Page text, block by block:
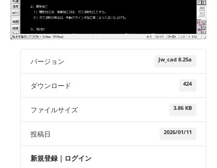
バージョン Jw_cad 8.25a
ダウンロード 424
ファイルサイズ 3.86 KB
投稿日 2026/01/11
新規登録 ｜ ログイン